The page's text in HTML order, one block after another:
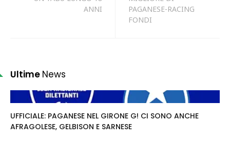
ANNI
PAGANESE-RACING
FONDI
Ultime News
UFFICIALE: PAGANESE NEL GIRONE G! CI SONO ANCHE
AFRAGOLESE, GELBISON E SARNESE